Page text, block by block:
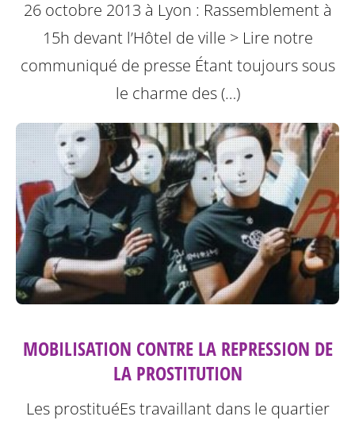
26 octobre 2013 à Lyon : Rassemblement à
15h devant l’Hôtel de ville > Lire notre
communiqué de presse Étant toujours sous
le charme des (…)
MOBILISATION CONTRE LA REPRESSION DE
LA PROSTITUTION
Les prostituéEs travaillant dans le quartier